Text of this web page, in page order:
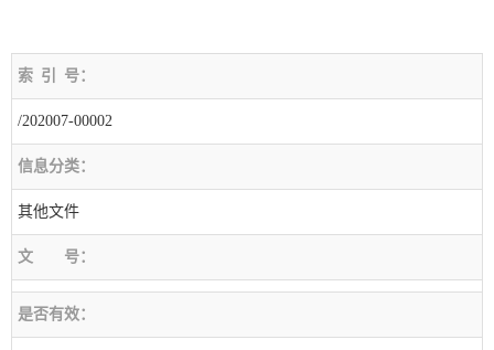
索 引 号：
/202007-00002
信息分类：
其他文件
文 号：
是否有效：